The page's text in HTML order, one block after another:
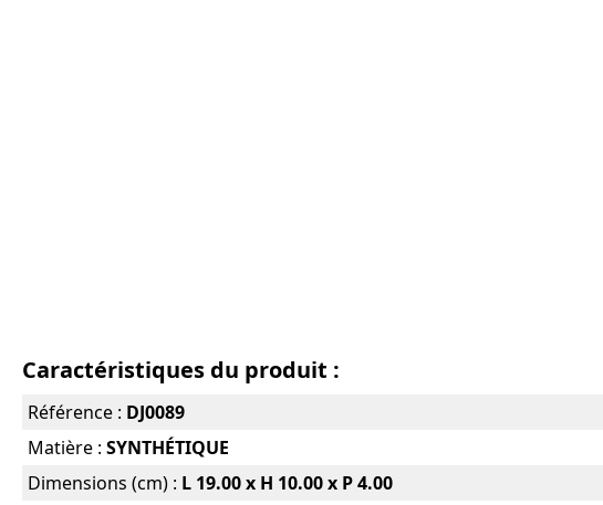
Caractéristiques du produit :
Référence : DJ0089
Matière : SYNTHÉTIQUE
Dimensions (cm) : L 19.00 x H 10.00 x P 4.00